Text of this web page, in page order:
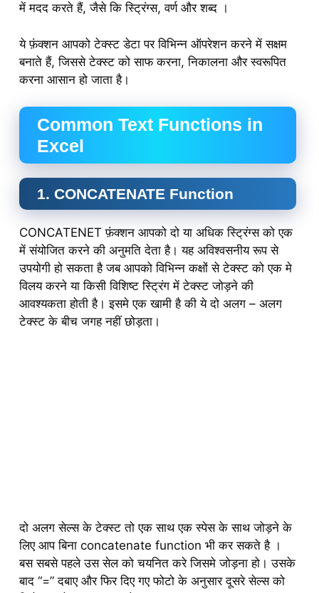
में मदद करते हैं, जैसे कि स्ट्रिंग्स, वर्ण और शब्द ।
ये फ़ंक्शन आपको टेक्स्ट डेटा पर विभिन्न ऑपरेशन करने में सक्षम
बनाते हैं, जिससे टेक्स्ट को साफ करना, निकालना और स्वरूपित
करना आसान हो जाता है।
Common Text Functions in
Excel
1. CONCATENATE Function
CONCATENET फ़ंक्शन आपको दो या अधिक स्ट्रिंग्स को एक
में संयोजित करने की अनुमति देता है। यह अविश्वसनीय रूप से
उपयोगी हो सकता है जब आपको विभिन्न कक्षों से टेक्स्ट को एक मे
विलय करने या किसी विशिष्ट स्ट्रिंग में टेक्स्ट जोड़ने की
आवश्यकता होती है। इसमे एक खामी है की ये दो अलग – अलग
टेक्स्ट के बीच जगह नहीं छोड़ता।
दो अलग सेल्स के टेक्स्ट तो एक साथ एक स्पेस के साथ जोड़ने के
लिए आप बिना concatenate function भी कर सकते है ।
बस सबसे पहले उस सेल को चयनित करे जिसमे जोड़ना हो। उसके
बाद “=” दबाए और फिर दिए गए फोटो के अनुसार दूसरे सेल्स को